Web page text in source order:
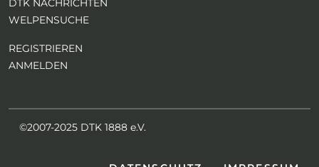
WELPENSUCHE
REGISTRIEREN
ANMELDEN
©2007-2025 DTK 1888 e.V.